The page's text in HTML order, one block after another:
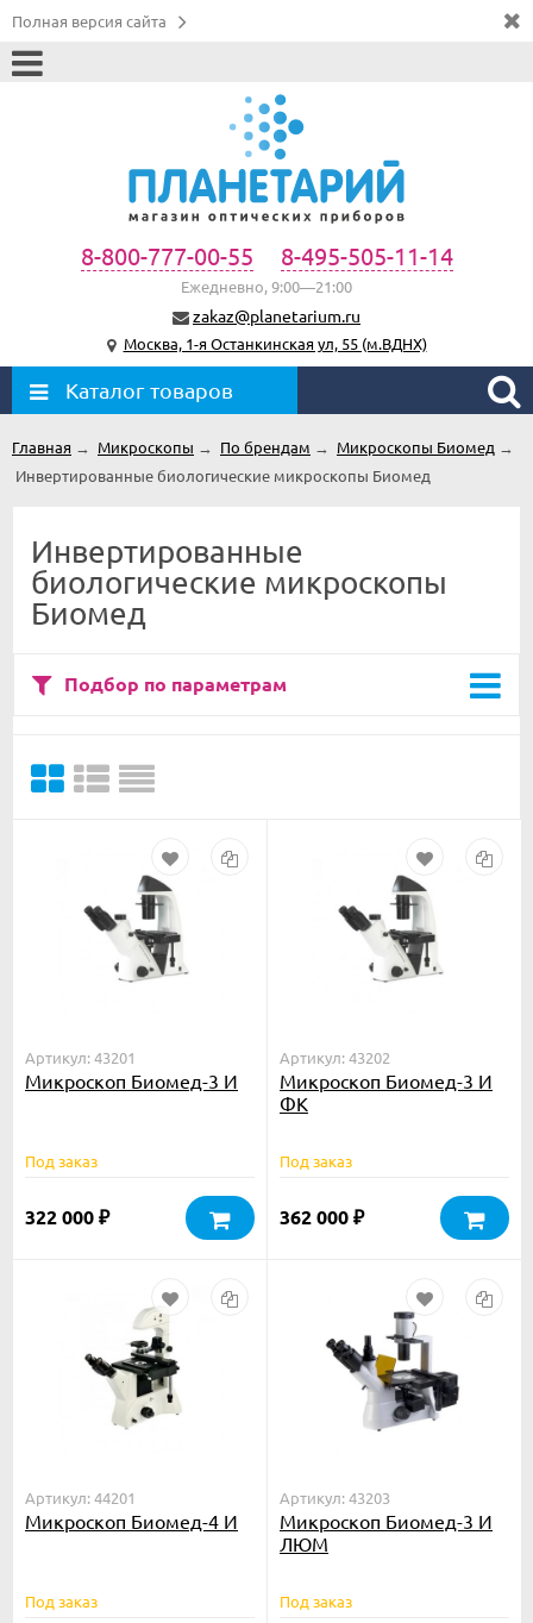
Полная версия сайта
8-800-777-00-55 8-495-505-11-14
Ежедневно, 9:00—21:00
zakaz@planetarium.ru
Москва, 1-я Останкинская ул, 55 (м.ВДНХ)
Каталог товаров
Главная → Микроскопы → По брендам → Микроскопы Биомед →
Инвертированные биологические микроскопы Биомед
Инвертированные
биологические микроскопы
Биомед
Подбор по параметрам
Артикул: 43201
Микроскоп Биомед-3 И
Под заказ
322 000 ₽
Артикул: 43202
Микроскоп Биомед-3 И
ФК
Под заказ
362 000 ₽
Артикул: 44201
Микроскоп Биомед-4 И
Под заказ
Артикул: 43203
Микроскоп Биомед-3 И
ЛЮМ
Под заказ